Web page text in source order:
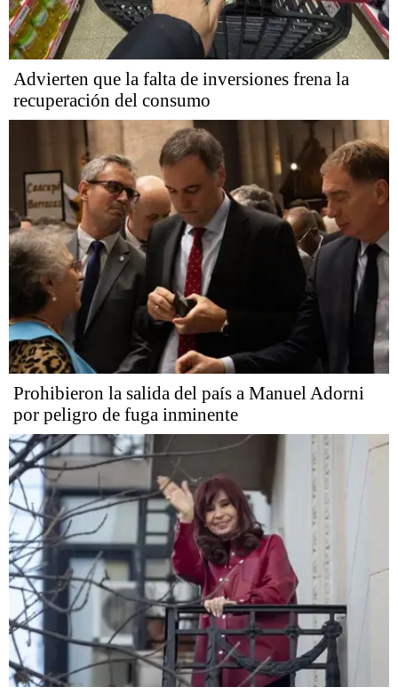
Advierten que la falta de inversiones frena la
recuperación del consumo
Prohibieron la salida del país a Manuel Adorni
por peligro de fuga inminente